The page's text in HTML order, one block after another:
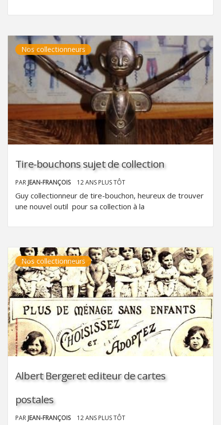
Nos collectionneurs
Tire-bouchons sujet de collection
PAR JEAN-FRANÇOIS 12 ANS PLUS TÔT
Guy collectionneur de tire-bouchon, heureux de trouver
une nouvel outil pour sa collection à la
Nos collectionneurs
Albert Bergeret editeur de cartes
postales
PAR JEAN-FRANÇOIS 12 ANS PLUS TÔT